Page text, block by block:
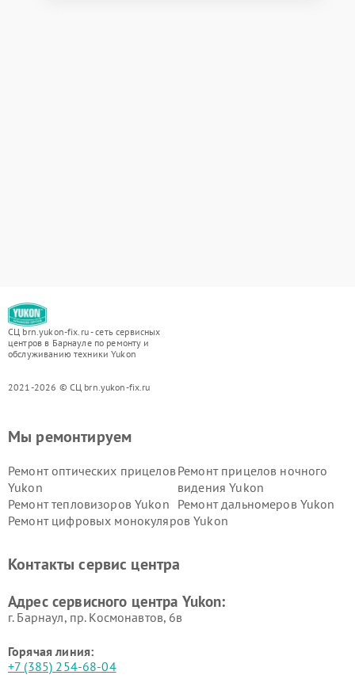
СЦ brn.yukon-fix.ru - сеть сервисных
центров в Барнауле по ремонту и
обслуживанию техники Yukon
2021-2026 © СЦ brn.yukon-fix.ru
Мы ремонтируем
Ремонт оптических прицелов
Yukon
Ремонт прицелов ночного
видения Yukon
Ремонт тепловизоров Yukon Ремонт дальномеров Yukon
Ремонт цифровых монокуляров Yukon
Контакты сервис центра
Адрес сервисного центра Yukon:
г. Барнаул, ​пр. Космонавтов, 6в
Горячая линия:
+7 (385) 254-68-04